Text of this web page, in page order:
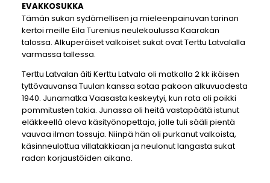
EVAKKOSUKKA
Tämän sukan sydämellisen ja mieleenpainuvan tarinan
kertoi meille Eila Turenius neulekoulussa Kaarakan
talossa. Alkuperäiset valkoiset sukat ovat Terttu Latvalalla
varmassa tallessa.
Terttu Latvalan äiti Kerttu Latvala oli matkalla 2 kk ikäisen
tyttövauvansa Tuulan kanssa sotaa pakoon alkuvuodesta
1940. Junamatka Vaasasta keskeytyi, kun rata oli poikki
pommitusten takia. Junassa oli heitä vastapäätä istunut
eläkkeellä oleva käsityönopettaja, jolle tuli sääli pientä
vauvaa ilman tossuja. Niinpä hän oli purkanut valkoista,
käsinneulottua villatakkiaan ja neulonut langasta sukat
radan korjaustöiden aikana.